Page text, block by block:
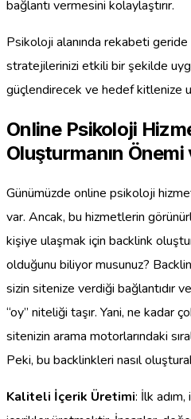
bağlantı vermesini kolaylaştırır.
Psikoloji alanında rekabeti geride
stratejilerinizi etkili bir şekilde
güçlendirecek ve hedef kitlenize
Online Psikoloji
Oluşturmanın
Günümüzde online psikoloji
var. Ancak, bu hizmetlerin
kişiye ulaşmak için backlink
olduğunu biliyor musunuz?
sizin sitenize verdiği bağlantıdır
“oy” niteliği taşır. Yani, ne kadar
sitenizin arama motorlarındaki
Peki, bu backlinkleri nasıl
Kaliteli İçerik Üretimi: İlk